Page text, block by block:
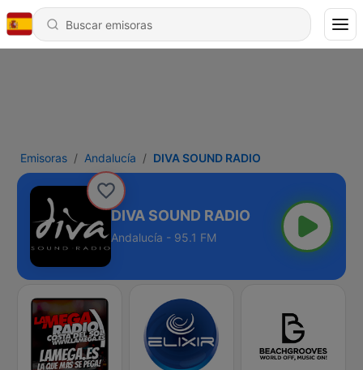
Emisoras Andalucía DIVA SOUND RADIO
DIVA SOUND RADIO
Andalucía - 95.1 FM